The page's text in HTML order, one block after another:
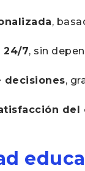
,
24/7, sin
decisiones,